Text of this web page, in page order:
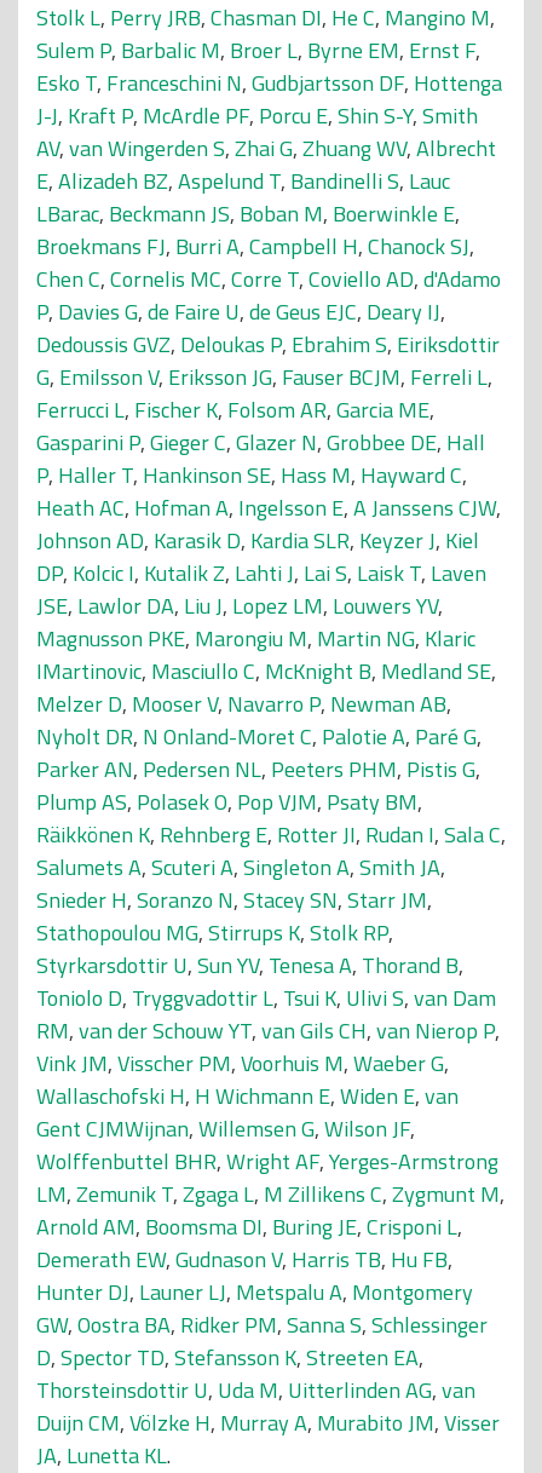
Stolk L, Perry JRB,Chasman DI, He C, Mangino M,
Sulem P, Barbalic M, Broer L, Byrne EM, Ernst F,
Esko T, Franceschini N,Gudbjartsson DF, Hottenga
J-J, Kraft P, McArdle PF, Porcu E,Shin S-Y,Smith
AV,van Wingerden S,Zhai G,Zhuang WV,Albrecht
E,Alizadeh BZ,Aspelund T, Bandinelli S, Lauc
LBarac, Beckmann JS, Boban M, Boerwinkle E,
Broekmans FJ, Burri A,Campbell H,Chanock SJ,
Chen C,Cornelis MC,Corre T,Coviello AD,d'Adamo
P, Davies G,de Faire U,de Geus EJC, Deary IJ,
Dedoussis GVZ, Deloukas P, Ebrahim S, Eiriksdottir
G, Emilsson V, Eriksson JG, Fauser BCJM, Ferreli L,
Ferrucci L, Fischer K, Folsom AR,Garcia ME,
Gasparini P,Gieger C,Glazer N,Grobbee DE, Hall
P, Haller T, Hankinson SE, Hass M, Hayward C,
Heath AC, Hofman A, Ingelsson E,A Janssens CJW,
Johnson AD, Karasik D, Kardia SLR, Keyzer J, Kiel
DP, Kolcic I, Kutalik Z, Lahti J, Lai S, Laisk T, Laven
JSE, Lawlor DA, Liu J, Lopez LM, Louwers YV,
Magnusson PKE, Marongiu M, Martin NG, Klaric
IMartinovic, Masciullo C, McKnight B, Medland SE,
Melzer D, Mooser V, Navarro P, Newman AB,
Nyholt DR, N Onland-Moret C, Palotie A, Paré G,
Parker AN, Pedersen NL, Peeters PHM, Pistis G,
Plump AS, Polasek O, Pop VJM, Psaty BM,
Räikkönen K, Rehnberg E, Rotter JI, Rudan I,Sala C,
Salumets A,Scuteri A,Singleton A,Smith JA,
Snieder H,Soranzo N,Stacey SN,Starr JM,
Stathopoulou MG,Stirrups K,Stolk RP,
Styrkarsdottir U,Sun YV, Tenesa A, Thorand B,
Toniolo D, Tryggvadottir L, Tsui K, Ulivi S,van Dam
RM,van der Schouw YT,van Gils CH,van Nierop P,
Vink JM,Visscher PM,Voorhuis M,Waeber G,
Wallaschofski H, H Wichmann E,Widen E,van
Gent CJMWijnan,Willemsen G,Wilson JF,
Wolffenbuttel BHR,Wright AF,Yerges-Armstrong
LM,Zemunik T,Zgaga L, M Zillikens C,Zygmunt M,
Arnold AM, Boomsma DI, Buring JE,Crisponi L,
Demerath EW,Gudnason V, Harris TB, Hu FB,
Hunter DJ, Launer LJ, Metspalu A, Montgomery
GW,Oostra BA, Ridker PM,Sanna S,Schlessinger
D,Spector TD,Stefansson K,Streeten EA,
Thorsteinsdottir U, Uda M, Uitterlinden AG,van
Duijn CM,Völzke H, Murray A, Murabito JM,Visser
JA, Lunetta KL.